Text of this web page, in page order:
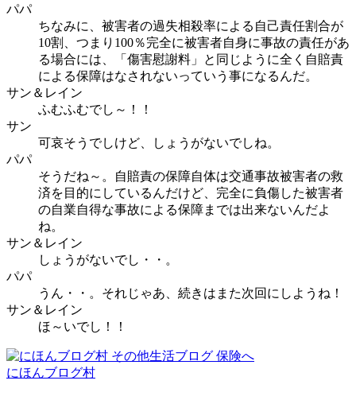
パパ
ちなみに、被害者の過失相殺率による自己責任割合が
10割、つまり100％完全に被害者自身に事故の責任があ
る場合には、「傷害慰謝料」と同じように全く自賠責
による保障はなされないっていう事になるんだ。
サン＆レイン
ふむふむでし～！！
サン
可哀そうでしけど、しょうがないでしね。
パパ
そうだね～。自賠責の保障自体は交通事故被害者の救
済を目的にしているんだけど、完全に負傷した被害者
の自業自得な事故による保障までは出来ないんだよ
ね。
サン＆レイン
しょうがないでし・・。
パパ
うん・・。それじゃあ、続きはまた次回にしようね！
サン＆レイン
ほ～いでし！！
にほんブログ村